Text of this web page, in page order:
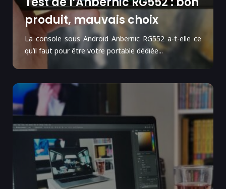
produit, mauvais choix
La console sous Android Anbernic RG552 a-t-elle ce
qu’il faut pour être votre portable dédiée...